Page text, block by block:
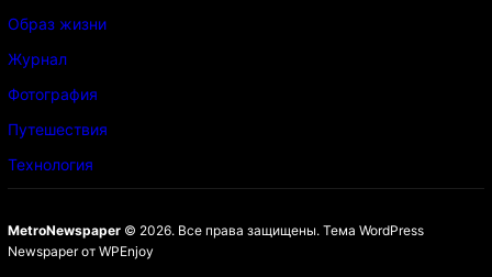
Образ жизни
Журнал
Фотография
Путешествия
Технология
MetroNewspaper© 2026. Все права защищены. Тема WordPress
Newspaperот WPEnjoy